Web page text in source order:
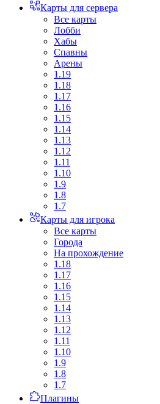
Карты для сервера
Все карты
Лобби
Хабы
Спавны
Арены
1.19
1.18
1.17
1.16
1.15
1.14
1.13
1.12
1.11
1.10
1.9
1.8
1.7
Карты для игрока
Все карты
Города
На прохождение
1.18
1.17
1.16
1.15
1.14
1.13
1.12
1.11
1.10
1.9
1.8
1.7
Плагины